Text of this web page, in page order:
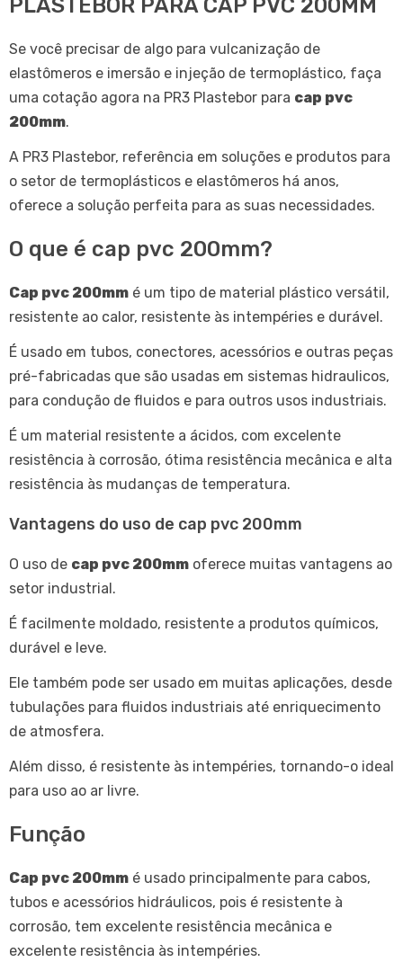
PLASTEBOR PARA CAP PVC 200MM
Se você precisar de algo para vulcanização de
elastômeros e imersão e injeção de termoplástico, faça
uma cotação agora na PR3 Plastebor para cap pvc
200mm.
A PR3 Plastebor, referência em soluções e produtos para
o setor de termoplásticos e elastômeros há anos,
oferece a solução perfeita para as suas necessidades.
O que é cap pvc 200mm?
Cap pvc 200mm é um tipo de material plástico versátil,
resistente ao calor, resistente às intempéries e durável.
É usado em tubos, conectores, acessórios e outras peças
pré-fabricadas que são usadas em sistemas hidraulicos,
para condução de fluidos e para outros usos industriais.
É um material resistente a ácidos, com excelente
resistência à corrosão, ótima resistência mecânica e alta
resistência às mudanças de temperatura.
Vantagens do uso de cap pvc 200mm
O uso de cap pvc 200mm oferece muitas vantagens ao
setor industrial.
É facilmente moldado, resistente a produtos químicos,
durável e leve.
Ele também pode ser usado em muitas aplicações, desde
tubulações para fluidos industriais até enriquecimento
de atmosfera.
Além disso, é resistente às intempéries, tornando-o ideal
para uso ao ar livre.
Função
Cap pvc 200mm é usado principalmente para cabos,
tubos e acessórios hidráulicos, pois é resistente à
corrosão, tem excelente resistência mecânica e
excelente resistência às intempéries.